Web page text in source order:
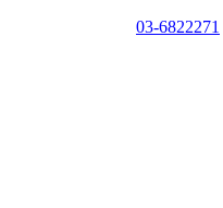
03-6822271